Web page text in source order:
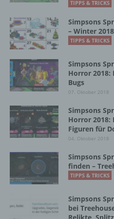
TIPPS & TRICKS
Simpsons
– Winter
TIPPS & TRICKS
Simpsons
Horror 2018:
Bugs
07. Oktober 2018
Simpsons
Horror 2018:
Figuren für
04. Oktober 2018
Simpsons
finden –
TIPPS & TRICKS
Simpsons
bei
wurde. Dies ermöglicht es
Browser der betroffenen
Internetbrowsern, die
zu unterscheiden. Ein
und identifiziert werden.
Durch den Einsatz von
dieser Internetseite
möglich wären.
Mittels eines Cookies
und Angebote auf unserer
des Benutzers optimiert
ermöglichen uns, wie
Benutzer unserer
Zweck dieser
erleichtern. Der Benutzer
Cookies verwendet,